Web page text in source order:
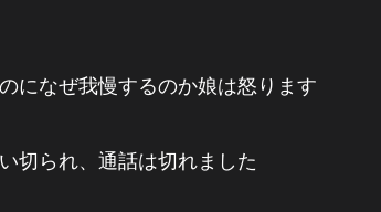
になぜ我慢するのか娘は怒ります
切られ、通話は切れました